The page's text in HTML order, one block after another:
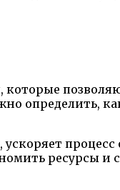
определить,
ресурсы и